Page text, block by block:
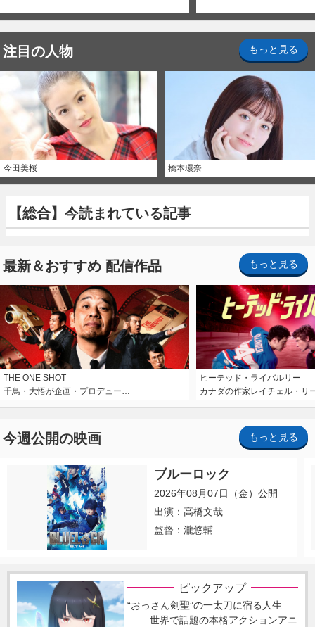
注目の人物 もっと見る
今田美桜 橋本環奈
【総合】今読まれている記事
最新＆おすすめ 配信作品 もっと見る
THE ONE SHOT
千鳥・大悟が企画・プロデュー…
ヒーテッド・ライバルリー
カナダの作家レイチェル・リ
今週公開の映画 もっと見る
ブルーロック
2026年08月07日（金）公開
出演：高橋文哉
監督：瀧悠輔
ピックアップ
“おっさん剣聖”の一太刀に宿る人生
―― 世界で話題の本格アクションアニ